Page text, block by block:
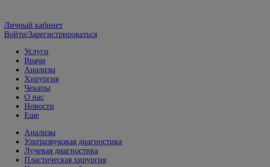
Личный кабинет
Войти/Зарегистрироваться
Услуги
Врачи
Анализы
Хирургия
Чекапы
О нас
Новости
Еще
Анализы
Ультразвуковая диагностика
Лучевая диагностика
Пластическая хирургия